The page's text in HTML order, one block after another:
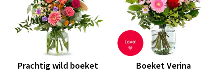
Prachtig wild boeket Boeket Verina